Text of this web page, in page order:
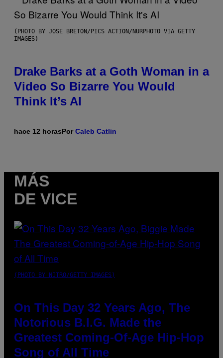
(PHOTO BY JOSE BRETON/PICS ACTION/NURPHOTO VIA GETTY
IMAGES)
Drake Barks at a Goth Woman in a
Video So Bizarre You Would
Think It’s AI
hace 12 horasPorCaleb Catlin
MÁS
DE VICE
(PHOTO BY NITRO/GETTY IMAGES)
On This Day 32 Years Ago, The
Notorious B.I.G. Made the
Greatest Coming-Of-Age Hip-Hop
Song of All Time